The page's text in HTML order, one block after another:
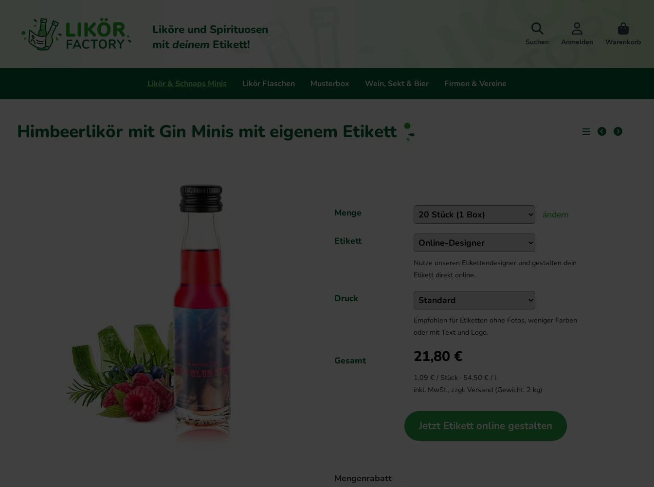
Liköre und Spirituosen
mit deinem Etikett! Suchen Anmelden Warenkorb
Likör & Schnaps Minis Likör Flaschen Musterbox Wein, Sekt & Bier Firmen & Vereine
Himbeerlikör mit Gin Minis mit eigenem Etikett
Menge ändern
Etikett
Nutze unseren Etikettendesigner und gestalten dein
Etikett direkt online.
Druck
Empfohlen für Etiketten ohne Fotos, weniger Farben
oder mit Text und Logo.
Gesamt 21,80 €
1,09 € / Stück · 54,50 € / l
inkl. MwSt., zzgl. Versand (Gewicht: 2 kg)
Jetzt Etikett online gestalten
Mengenrabatt